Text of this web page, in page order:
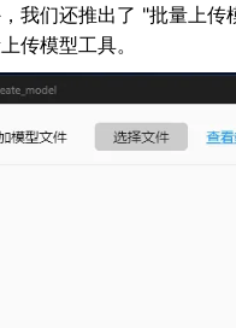
我们还推出了 "批量上
传模型工具。